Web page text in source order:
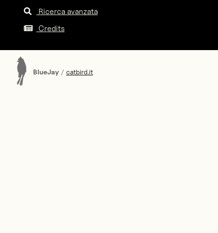
Ricerca avanzata
Credits
BlueJay/ catbird.it